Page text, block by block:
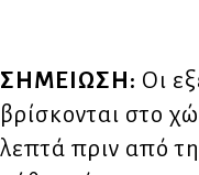
ΣΗΜΕΙΩΣΗ: Οι
βρίσκονται στο
λεπτά πριν από